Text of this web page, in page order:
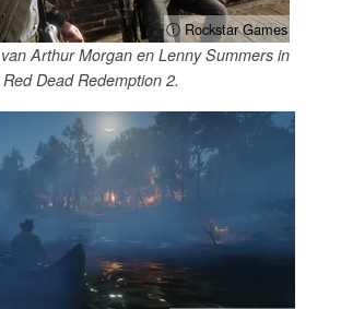
ⓘ Rockstar Games
Arthur Morgan en Lenny Summers in
Red Dead Redemption 2.